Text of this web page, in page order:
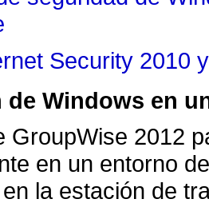
Security 2010
de Windows en
GroupWise 2012
en un entorno
la estación de